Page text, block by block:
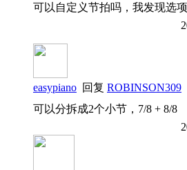
可以自定义节拍吗，我发现选
easypiano 回复 ROBINSON309
可以分拆成2个小节，7/8 + 8/8